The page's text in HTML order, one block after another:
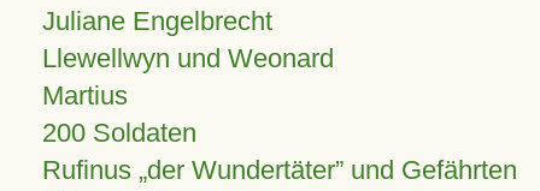
Juliane Engelbrecht
Llewellwyn und Weonard
Martius
200 Soldaten
Rufinus „der Wundertäter” und Gefährten